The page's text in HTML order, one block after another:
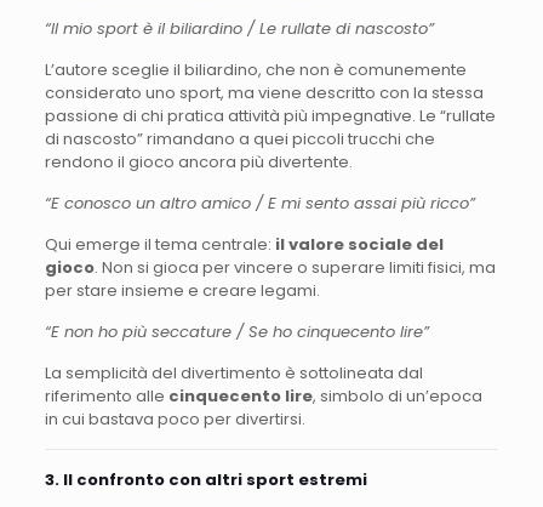
“Il mio sport è il biliardino / Le rullate di nascosto”
L’autore sceglie il biliardino, che non è comunemente
considerato uno sport, ma viene descritto con la stessa
passione di chi pratica attività più impegnative. Le “rullate
di nascosto” rimandano a quei piccoli trucchi che
rendono il gioco ancora più divertente.
“E conosco un altro amico / E mi sento assai più ricco”
Qui emerge il tema centrale: il valore sociale del
gioco. Non si gioca per vincere o superare limiti fisici, ma
per stare insieme e creare legami.
“E non ho più seccature / Se ho cinquecento lire”
La semplicità del divertimento è sottolineata dal
riferimento alle cinquecento lire, simbolo di un’epoca
in cui bastava poco per divertirsi.
3. Il confronto con altri sport estremi